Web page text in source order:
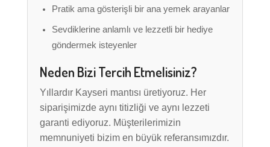
Pratik ama gösterişli bir ana yemek arayanlar
Sevdiklerine anlamlı ve lezzetli bir hediye
göndermek isteyenler
Neden Bizi Tercih Etmelisiniz?
Yıllardır Kayseri mantısı üretiyoruz. Her
siparişimizde aynı titizliği ve aynı lezzeti
garanti ediyoruz. Müşterilerimizin
memnuniyeti bizim en büyük referansımızdır.